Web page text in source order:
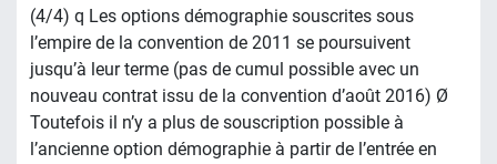
(4/4) q Les options démographie souscrites sous
l’empire de la convention de 2011 se poursuivent
jusqu’à leur terme (pas de cumul possible avec un
nouveau contrat issu de la convention d’août 2016) Ø
Toutefois il n’y a plus de souscription possible à
l’ancienne option démographie à partir de l’entrée en